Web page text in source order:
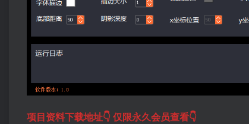
项目资料下载地址👇 仅限永久会员查看👇